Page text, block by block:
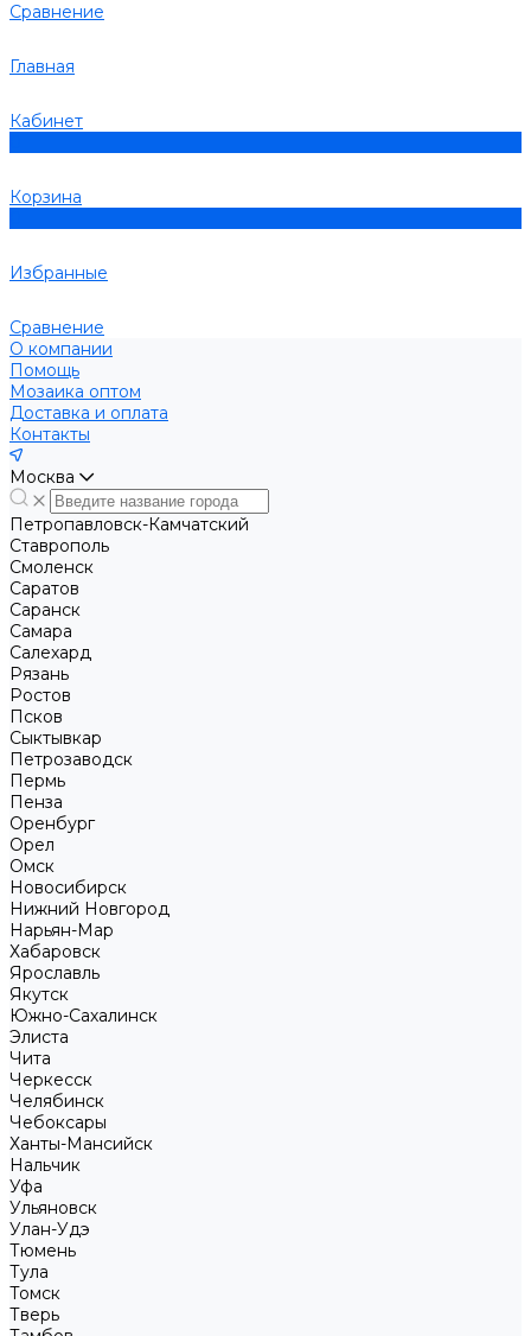
Сравнение
Главная
Кабинет
Корзина
Избранные
Сравнение
О компании
Помощь
Мозаика оптом
Доставка и оплата
Контакты
Москва
Петропавловск-Камчатский
Ставрополь
Смоленск
Саратов
Саранск
Самара
Салехард
Рязань
Ростов
Псков
Сыктывкар
Петрозаводск
Пермь
Пенза
Оренбург
Орел
Омск
Новосибирск
Нижний Новгород
Нарьян-Мар
Хабаровск
Ярославль
Якутск
Южно-Сахалинск
Элиста
Чита
Черкесск
Челябинск
Чебоксары
Ханты-Мансийск
Нальчик
Уфа
Ульяновск
Улан-Удэ
Тюмень
Тула
Томск
Тверь